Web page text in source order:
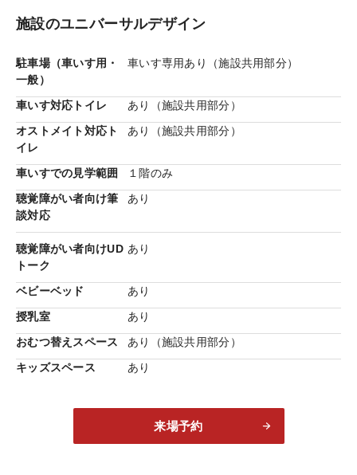
フルフラットサッシ
スやデッキとフラットなサッシ。その心地よさや空間の
広がりをぜひ体験してください。
施設のユニバーサルデザイン
駐車場（車いす用・
一般）
車いす専用あり（施設共用部分）
車いす対応トイレ
あり（施設共用部分）
オストメイト対応ト
イレ
あり（施設共用部分）
車いすでの見学範囲
１階のみ
聴覚障がい者向け筆
談対応
あり
聴覚障がい者向けUD
トーク
あり
ベビーベッド
あり
授乳室
あり
おむつ替えスペース
あり（施設共用部分）
キッズスペース
あり
来場予約